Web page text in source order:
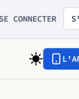
SE CONNECTER